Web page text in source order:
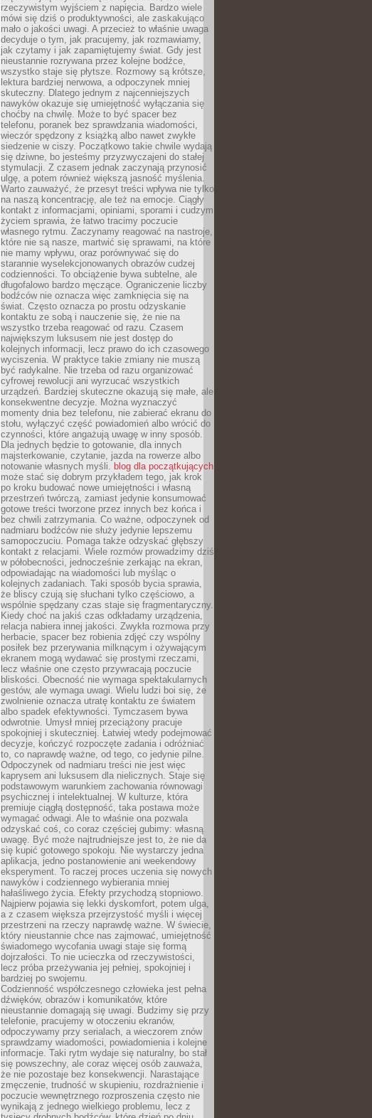
rzeczywistym wyjściem z napięcia. Bardzo wiele
mówi się dziś o produktywności, ale zaskakująco
mało o jakości uwagi. A przecież to właśnie uwaga
decyduje o tym, jak pracujemy, jak rozmawiamy,
jak czytamy i jak zapamiętujemy świat. Gdy jest
nieustannie rozrywana przez kolejne bodźce,
wszystko staje się płytsze. Rozmowy są krótsze,
lektura bardziej nerwowa, a odpoczynek mniej
skuteczny. Dlatego jednym z najcenniejszych
nawyków okazuje się umiejętność wyłączania się
choćby na chwilę. Może to być spacer bez
telefonu, poranek bez sprawdzania wiadomości,
wieczór spędzony z książką albo nawet zwykłe
siedzenie w ciszy. Początkowo takie chwile wydają
się dziwne, bo jesteśmy przyzwyczajeni do stałej
stymulacji. Z czasem jednak zaczynają przynosić
ulgę, a potem również większą jasność myślenia.
Warto zauważyć, że przesyt treści wpływa nie tylko
na naszą koncentrację, ale też na emocje. Ciągły
kontakt z informacjami, opiniami, sporami i cudzym
życiem sprawia, że łatwo tracimy poczucie
własnego rytmu. Zaczynamy reagować na nastroje,
które nie są nasze, martwić się sprawami, na które
nie mamy wpływu, oraz porównywać się do
starannie wyselekcjonowanych obrazów cudzej
codzienności. To obciążenie bywa subtelne, ale
długofalowo bardzo męczące. Ograniczenie liczby
bodźców nie oznacza więc zamknięcia się na
świat. Często oznacza po prostu odzyskanie
kontaktu ze sobą i nauczenie się, że nie na
wszystko trzeba reagować od razu. Czasem
największym luksusem nie jest dostęp do
kolejnych informacji, lecz prawo do ich czasowego
wyciszenia. W praktyce takie zmiany nie muszą
być radykalne. Nie trzeba od razu organizować
cyfrowej rewolucji ani wyrzucać wszystkich
urządzeń. Bardziej skuteczne okazują się małe, ale
konsekwentne decyzje. Można wyznaczyć
momenty dnia bez telefonu, nie zabierać ekranu do
stołu, wyłączyć część powiadomień albo wrócić do
czynności, które angażują uwagę w inny sposób.
Dla jednych będzie to gotowanie, dla innych
majsterkowanie, czytanie, jazda na rowerze albo
notowanie własnych myśli. blog dla początkujących
może stać się dobrym przykładem tego, jak krok
po kroku budować nowe umiejętności i własną
przestrzeń twórczą, zamiast jedynie konsumować
gotowe treści tworzone przez innych bez końca i
bez chwili zatrzymania. Co ważne, odpoczynek od
nadmiaru bodźców nie służy jedynie lepszemu
samopoczuciu. Pomaga także odzyskać głębszy
kontakt z relacjami. Wiele rozmów prowadzimy dziś
w półobecności, jednocześnie zerkając na ekran,
odpowiadając na wiadomości lub myśląc o
kolejnych zadaniach. Taki sposób bycia sprawia,
że bliscy czują się słuchani tylko częściowo, a
wspólnie spędzany czas staje się fragmentaryczny.
Kiedy choć na jakiś czas odkładamy urządzenia,
relacja nabiera innej jakości. Zwykła rozmowa przy
herbacie, spacer bez robienia zdjęć czy wspólny
posiłek bez przerywania milknącym i ożywającym
ekranem mogą wydawać się prostymi rzeczami,
lecz właśnie one często przywracają poczucie
bliskości. Obecność nie wymaga spektakularnych
gestów, ale wymaga uwagi. Wielu ludzi boi się, że
zwolnienie oznacza utratę kontaktu ze światem
albo spadek efektywności. Tymczasem bywa
odwrotnie. Umysł mniej przeciążony pracuje
spokojniej i skuteczniej. Łatwiej wtedy podejmować
decyzje, kończyć rozpoczęte zadania i odróżniać
to, co naprawdę ważne, od tego, co jedynie pilne.
Odpoczynek od nadmiaru treści nie jest więc
kaprysem ani luksusem dla nielicznych. Staje się
podstawowym warunkiem zachowania równowagi
psychicznej i intelektualnej. W kulturze, która
premiuje ciągłą dostępność, taka postawa może
wymagać odwagi. Ale to właśnie ona pozwala
odzyskać coś, co coraz częściej gubimy: własną
uwagę. Być może najtrudniejsze jest to, że nie da
się kupić gotowego spokoju. Nie wystarczy jedna
aplikacja, jedno postanowienie ani weekendowy
eksperyment. To raczej proces uczenia się nowych
nawyków i codziennego wybierania mniej
hałaśliwego życia. Efekty przychodzą stopniowo.
Najpierw pojawia się lekki dyskomfort, potem ulga,
a z czasem większa przejrzystość myśli i więcej
przestrzeni na rzeczy naprawdę ważne. W świecie,
który nieustannie chce nas zajmować, umiejętność
świadomego wycofania uwagi staje się formą
dojrzałości. To nie ucieczka od rzeczywistości,
lecz próba przeżywania jej pełniej, spokojniej i
bardziej po swojemu.
Codzienność współczesnego człowieka jest pełna
dźwięków, obrazów i komunikatów, które
nieustannie domagają się uwagi. Budzimy się przy
telefonie, pracujemy w otoczeniu ekranów,
odpoczywamy przy serialach, a wieczorem znów
sprawdzamy wiadomości, powiadomienia i kolejne
informacje. Taki rytm wydaje się naturalny, bo stał
się powszechny, ale coraz więcej osób zauważa,
że nie pozostaje bez konsekwencji. Narastające
zmęczenie, trudność w skupieniu, rozdrażnienie i
poczucie wewnętrznego rozproszenia często nie
wynikają z jednego wielkiego problemu, lecz z